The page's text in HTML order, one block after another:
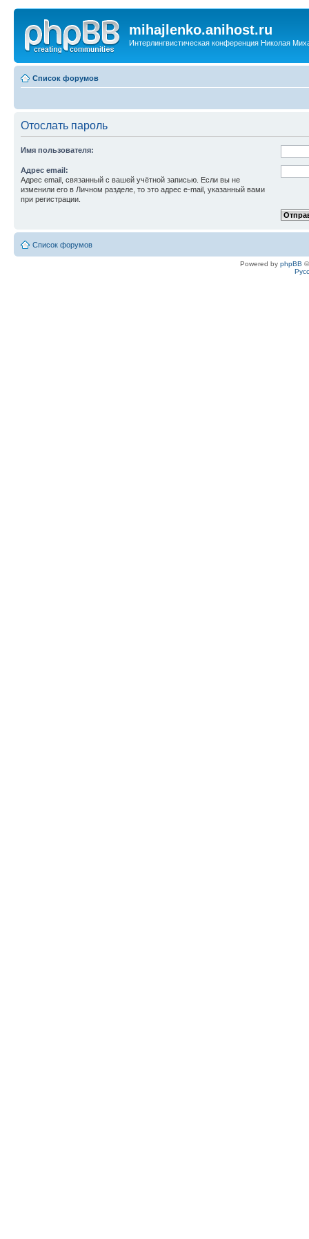
mihajlenko.anihost.ru
Интерлингвистическая конференция Николая
Список форумов
Отослать пароль
Имя пользователя:
Адрес email:
Адрес email, связанный с вашей учётной записью. Если вы не
изменили его в Личном разделе, то это адрес e-mail, указанный вами
при регистрации.
Список форумов
Powered by phpBB